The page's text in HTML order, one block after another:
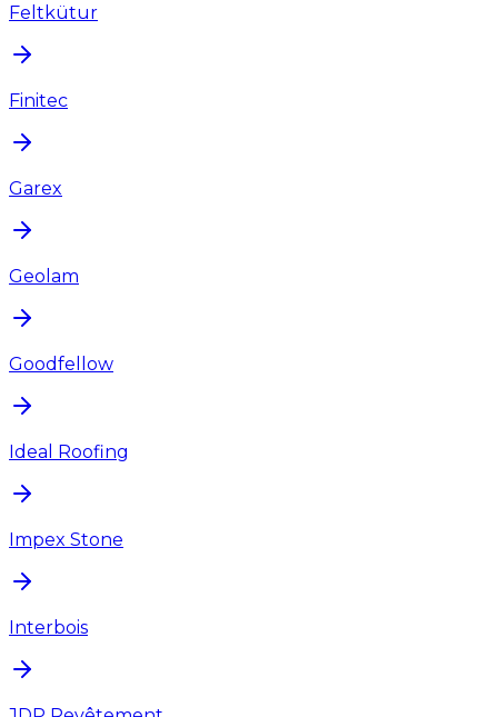
Feltkütur
Finitec
Garex
Geolam
Goodfellow
Ideal Roofing
Impex Stone
Interbois